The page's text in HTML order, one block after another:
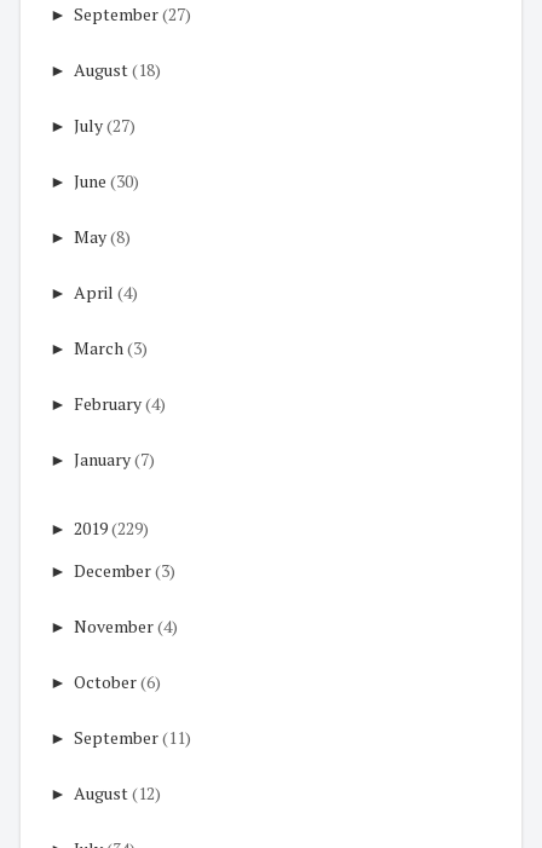
► September(27)
► August(18)
► July(27)
► June (30)
► May(8)
► April (4)
► March(3)
► February(4)
► January(7)
► 2019(229)
► December(3)
► November(4)
► October(6)
► September(11)
► August(12)